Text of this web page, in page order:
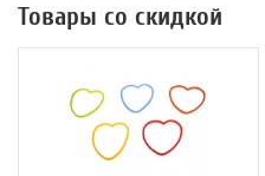
Товары со скидкой